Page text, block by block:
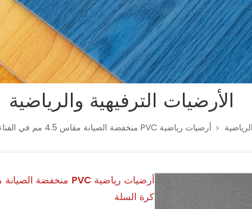
الأرضيات الترفيهية والرياضية
أرضيات رياضية PVC منخفضة الصيانة مقاس 4.5 مم في الفناء الخلفي لأسطح ملاعب كرة السلة
كرة السلة